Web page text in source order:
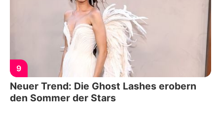
9
Neuer Trend: Die Ghost Lashes erobern
den Sommer der Stars